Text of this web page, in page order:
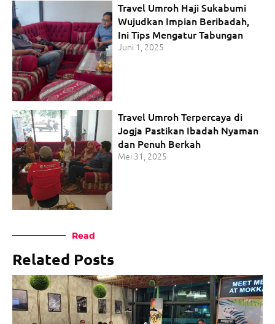
Travel Umroh Haji Sukabumi
Wujudkan Impian Beribadah,
Ini Tips Mengatur Tabungan
Juni 1, 2025
Travel Umroh Terpercaya di
Jogja Pastikan Ibadah Nyaman
dan Penuh Berkah
Mei 31, 2025
Read
Related Posts